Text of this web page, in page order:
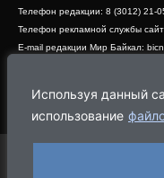
Используя данный
использование
Телефон редакции: 8 (3012) 21-
Телефон рекламной службы
E-mail редакции Мир Байкал:
Адрес редакции: 670000, г.